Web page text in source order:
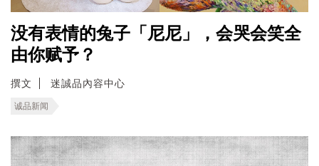
没有表情的兔子「尼尼」，会哭会笑全
由你赋予？
撰文 迷誠品內容中心
诚品新闻